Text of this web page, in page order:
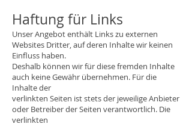
Haftung für Links
Unser Angebot enthält Links zu externen
Websites Dritter, auf deren Inhalte wir keinen
Einfluss haben.
Deshalb können wir für diese fremden Inhalte
auch keine Gewähr übernehmen. Für die
Inhalte der
verlinkten Seiten ist stets der jeweilige Anbieter
oder Betreiber der Seiten verantwortlich. Die
verlinkten